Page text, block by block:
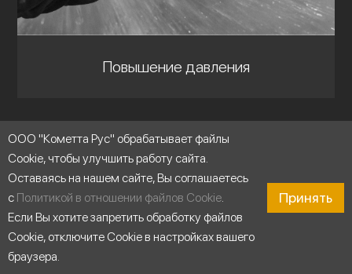
Повышение давления
ООО "Кометта Рус" обрабатывает файлы
Cookie, чтобы улучшить работу сайта.
Оставаясь на нашем сайте, Вы соглашаетесь
с Политикой в отношении файлов Cookie.
Если Вы хотите запретить обработку файлов
Cookie, отключите Cookie в настройках вашего
браузера.
Принять